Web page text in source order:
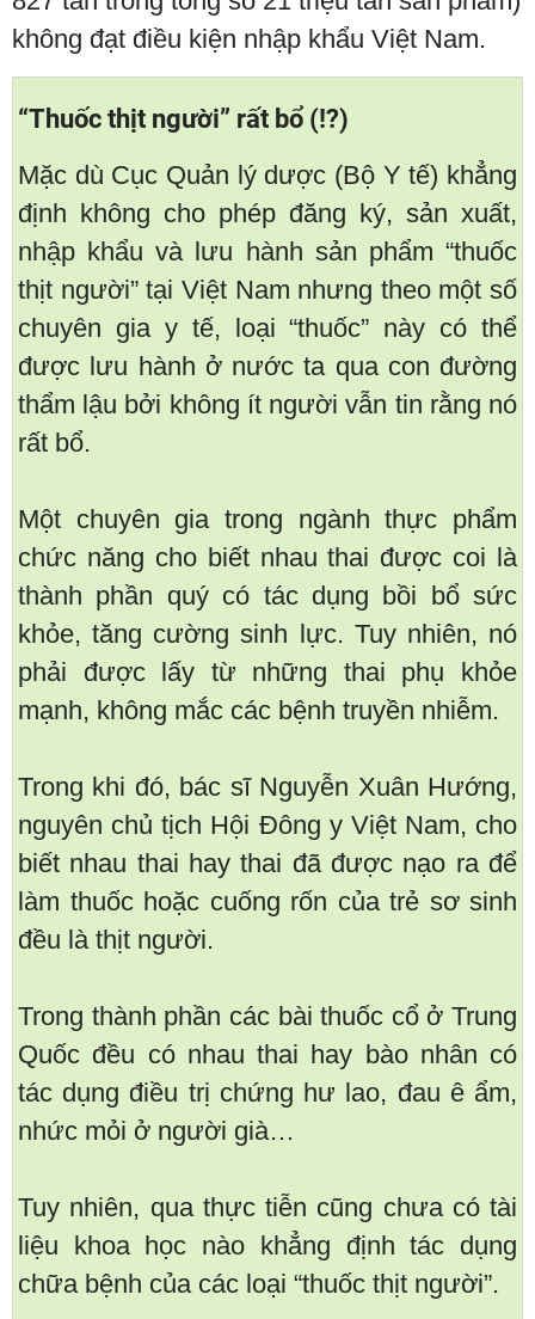
không đạt điều kiện nhập khẩu Việt Nam.
“Thuốc thịt người” rất bổ (!?)
Mặc dù Cục Quản lý dược (Bộ Y tế) khẳng
định không cho phép đăng ký, sản xuất,
nhập khẩu và lưu hành sản phẩm “thuốc
thịt người” tại Việt Nam nhưng theo một số
chuyên gia y tế, loại “thuốc” này có thể
được lưu hành ở nước ta qua con đường
thẩm lậu bởi không ít người vẫn tin rằng nó
rất bổ.
Một chuyên gia trong ngành thực phẩm
chức năng cho biết nhau thai được coi là
thành phần quý có tác dụng bồi bổ sức
khỏe, tăng cường sinh lực. Tuy nhiên, nó
phải được lấy từ những thai phụ khỏe
mạnh, không mắc các bệnh truyền nhiễm.
Trong khi đó, bác sĩ Nguyễn Xuân Hướng,
nguyên chủ tịch Hội Ðông y Việt Nam, cho
biết nhau thai hay thai đã được nạo ra để
làm thuốc hoặc cuống rốn của trẻ sơ sinh
đều là thịt người.
Trong thành phần các bài thuốc cổ ở Trung
Quốc đều có nhau thai hay bào nhân có
tác dụng điều trị chứng hư lao, đau ê ẩm,
nhức mỏi ở người già…
Tuy nhiên, qua thực tiễn cũng chưa có tài
liệu khoa học nào khẳng định tác dụng
chữa bệnh của các loại “thuốc thịt người”.